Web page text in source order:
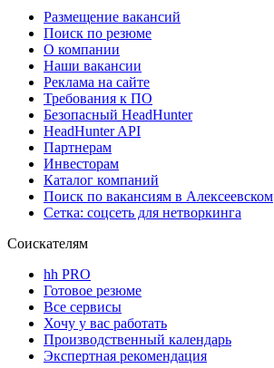
Размещение вакансий
Поиск по резюме
О компании
Наши вакансии
Реклама на сайте
Требования к ПО
Безопасный HeadHunter
HeadHunter API
Партнерам
Инвесторам
Каталог компаний
Поиск по вакансиям в Алексеевском
Сетка: соцсеть для нетворкинга
Соискателям
hh PRO
Готовое резюме
Все сервисы
Хочу у вас работать
Производственный календарь
Экспертная рекомендация